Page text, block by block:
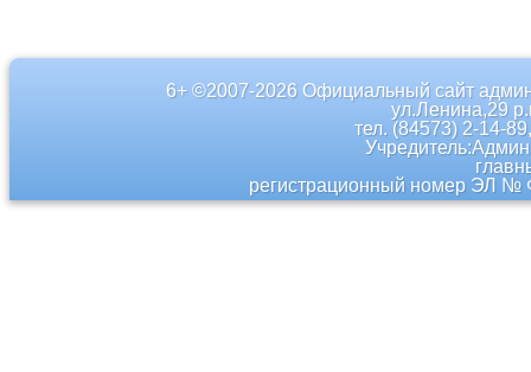
6+ ©2007-2026 Официальный сайт
ул.Ленина,29
тел. (84573) 2-14-
регистрационный номер ЭЛ №